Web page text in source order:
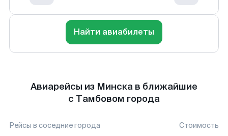
Найти авиабилеты
Авиарейсы из Минска в ближайшие
с Тамбовом города
Рейсы в соседние города Стоимость